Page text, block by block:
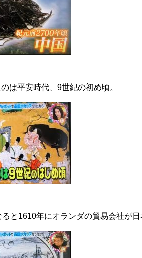
は平安時代、9世紀の初め頃。
と1610年にオランダの貿易会社が日